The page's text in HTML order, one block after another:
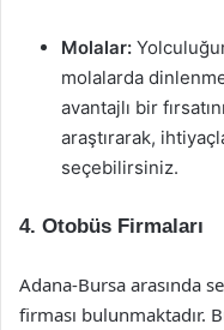
Molalar:
molalarda
avantajlı bir
araştırarak,
seçebilirsiniz.
4. Otobüs Firmaları
Adana-Bursa arasında
firması bulunmaktadır.